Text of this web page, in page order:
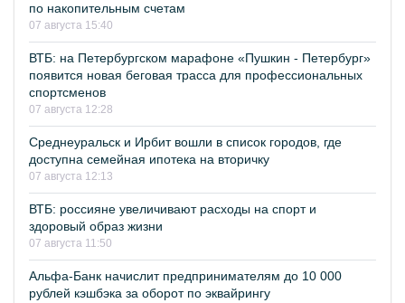
по накопительным счетам
07 августа 15:40
ВТБ: на Петербургском марафоне «Пушкин - Петербург»
появится новая беговая трасса для профессиональных
спортсменов
07 августа 12:28
Среднеуральск и Ирбит вошли в список городов, где
доступна семейная ипотека на вторичку
07 августа 12:13
ВТБ: россияне увеличивают расходы на спорт и
здоровый образ жизни
07 августа 11:50
Альфа-Банк начислит предпринимателям до 10 000
рублей кэшбэка за оборот по эквайрингу